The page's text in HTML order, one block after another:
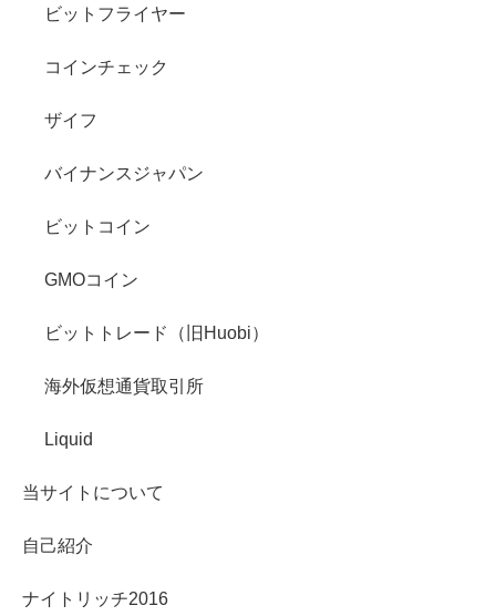
ビットフライヤー
コインチェック
ザイフ
バイナンスジャパン
ビットコイン
GMOコイン
ビットトレード（旧Huobi）
海外仮想通貨取引所
Liquid
当サイトについて
自己紹介
ナイトリッチ2016